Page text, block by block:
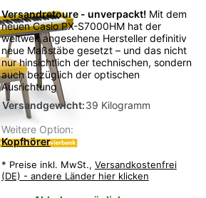
Versandretoure - unverpackt!Mit dem
neuen Casio PX-S7000HM hat der
weltweit angesehene Hersteller definitiv
neue Maßstäbe gesetzt – und das nicht
nur hinsichtlich der technischen, sondern
auch bezüglich der optischen
Ausrichtung
Versandgewicht:39 Kilogramm
Weitere Option:
Kopfhörer
* Preise inkl. MwSt., Versandkostenfrei
(DE) - andere Länder hier klicken